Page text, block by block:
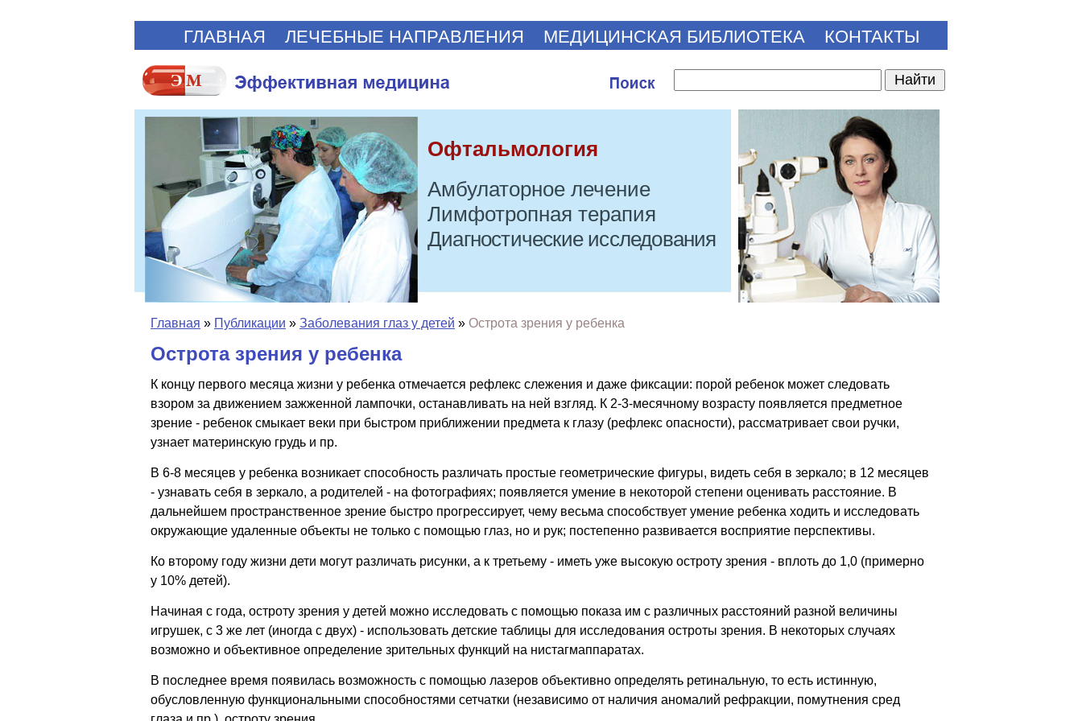
ГЛАВНАЯ ЛЕЧЕБНЫЕ НАПРАВЛЕНИЯ МЕДИЦИНСКАЯ БИБЛИОТЕКА КОНТАКТЫ
Офтальмология
Амбулаторное лечение
Лимфотропная терапия
Диагностические исследования
Главная » Публикации » Заболевания глаз у детей » Острота зрения у ребенка
Острота зрения у ребенка
К концу первого месяца жизни у ребенка отмечается рефлекс слежения и даже фиксации: порой ребенок может следовать
взором за движением зажженной лампочки, останавливать на ней взгляд. К 2-3-месячному возрасту появляется предметное
зрение - ребенок смыкает веки при быстром приближении предмета к глазу (рефлекс опасности), рассматривает свои ручки,
узнает материнскую грудь и пр.
В 6-8 месяцев у ребенка возникает способность различать простые геометрические фигуры, видеть себя в зеркало; в 12 месяцев
- узнавать себя в зеркало, а родителей - на фотографиях; появляется умение в некоторой степени оценивать расстояние. В
дальнейшем пространственное зрение быстро прогрессирует, чему весьма способствует умение ребенка ходить и исследовать
окружающие удаленные объекты не только с помощью глаз, но и рук; постепенно развивается восприятие перспективы.
Ко второму году жизни дети могут различать рисунки, а к третьему - иметь уже высокую остроту зрения - вплоть до 1,0 (примерно
у 10% детей).
Начиная с года, остроту зрения у детей можно исследовать с помощью показа им с различных расстояний разной величины
игрушек, с 3 же лет (иногда с двух) - использовать детские таблицы для исследования остроты зрения. В некоторых случаях
возможно и объективное определение зрительных функций на нистагмаппаратах.
В последнее время появилась возможность с помощью лазеров объективно определять ретинальную, то есть истинную,
обусловленную функциональными способностями сетчатки (независимо от наличия аномалий рефракции, помутнения сред